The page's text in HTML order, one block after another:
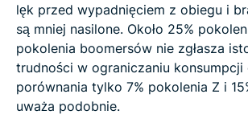
lęk przed wypadnięciem z obiegu i
są mniej nasilone. Około 25%
pokolenia boomersów nie zgłasza
trudności w ograniczaniu konsumpcji
porównania tylko 7% pokolenia Z i
uważa podobnie.